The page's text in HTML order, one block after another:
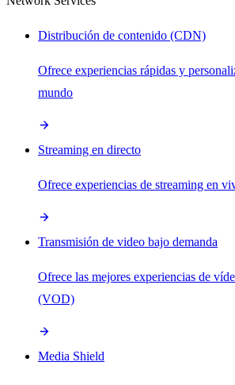
Distribución de contenido (CDN)
Ofrece experiencias rápidas y
mundo
Streaming en directo
Ofrece experiencias de streaming en
Transmisión de video bajo demanda
Ofrece las mejores experiencias de
(VOD)
Media Shield